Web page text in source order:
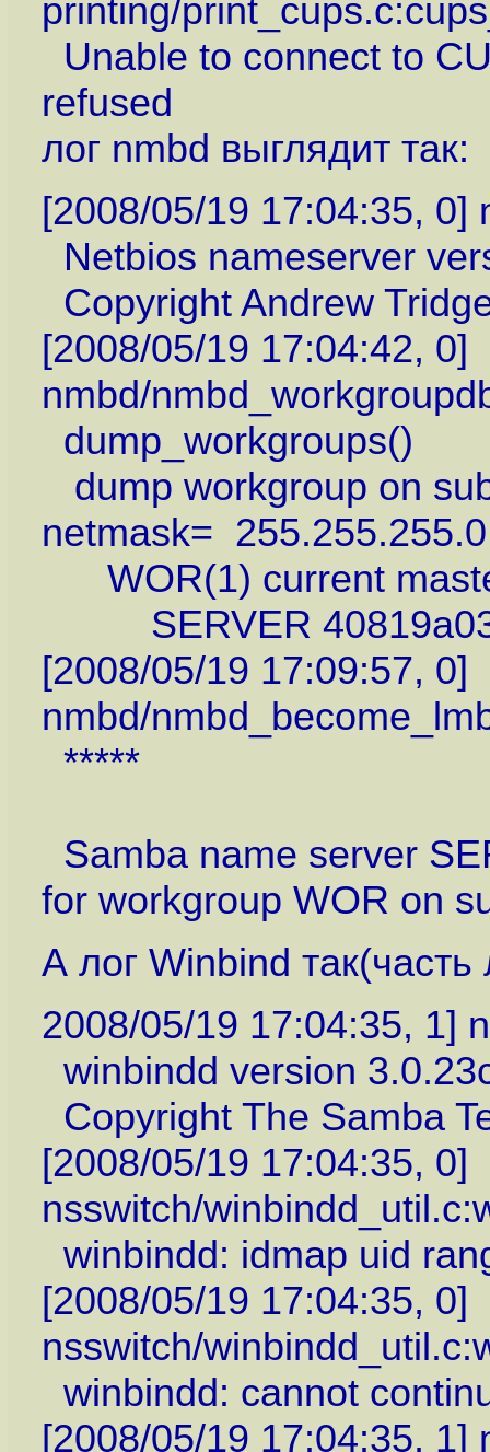
printing/
Unable to connect to
refused
лог nmbd выглядит так:
[2008/05/19 17:04:35, 0]
Netbios nameserver
Copyright Andrew
[2008/05/19 17:04:42, 0]
nmbd/
dump_workgroups()
dump workgroup on
netmask=
WOR(1) current
SERVER 40819a03
[2008/05/19 17:09:57, 0]
nmbd/
*****
Samba name server
for workgroup WOR on
А лог Winbind так(часть
2008/05/19 17:04:35, 1]
winbindd version
Copyright The Samba
[2008/05/19 17:04:35, 0]
nsswitch/
winbindd: idmap uid
[2008/05/19 17:04:35, 0]
nsswitch/
winbindd: cannot
[2008/05/19 17:04:35, 1]